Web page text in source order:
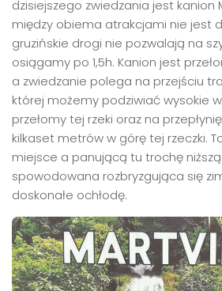
dzisiejszego zwiedzania jest kanion
między obiema atrakcjami nie jest
gruzińskie drogi nie pozwalają na
osiągamy po 1,5h. Kanion jest
a zwiedzanie polega na przejściu
której możemy podziwiać wysokie
przełomy tej rzeki oraz na
kilkaset metrów w górę tej rzeczki.
miejsce a panującą tu trochę
spowodowana rozbryzgująca się
doskonałe ochłodę.